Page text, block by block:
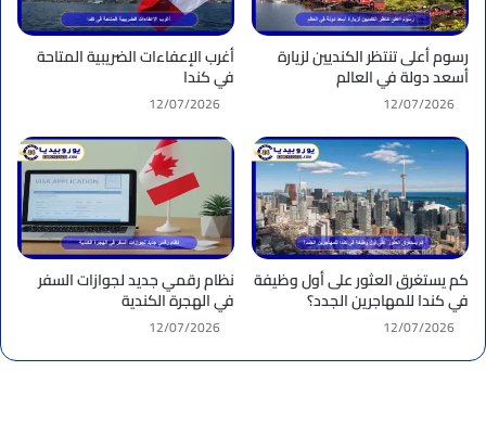
رسوم أعلى تنتظر الكنديين لزيارة
أسعد دولة في العالم
12/07/2026
أغرب الإعفاءات الضريبية المتاحة
في كندا
12/07/2026
كم يستغرق العثور على أول وظيفة
في كندا للمهاجرين الجدد؟
12/07/2026
نظام رقمي جديد لجوازات السفر
في الهجرة الكندية
12/07/2026